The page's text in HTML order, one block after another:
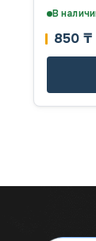
В
850 ₸